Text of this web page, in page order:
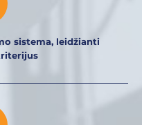
sistema, leidžianti